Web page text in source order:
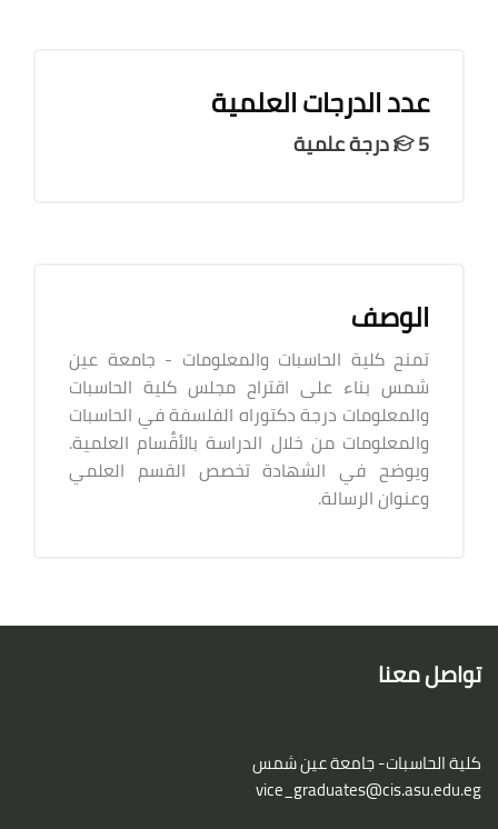
عدد الدرجات العلمية
5 درجة علمية
الوصف
تمنح كلية الحاسبات والمعلومات - جامعة عين
شمس بناء على اقتراح مجلس كلية الحاسبات
والمعلومات درجة دكتوراه الفلسفة في الحاسبات
والمعلومات من خلال الدراسة بالأقٌسام العلمية.
ويوضح في الشهادة تخصص القسم العلمي
وعنوان الرسالة.
الكتل
تواصل معنا
كلية الحاسبات- جامعة عين شمس
vice_graduates@cis.asu.edu.eg